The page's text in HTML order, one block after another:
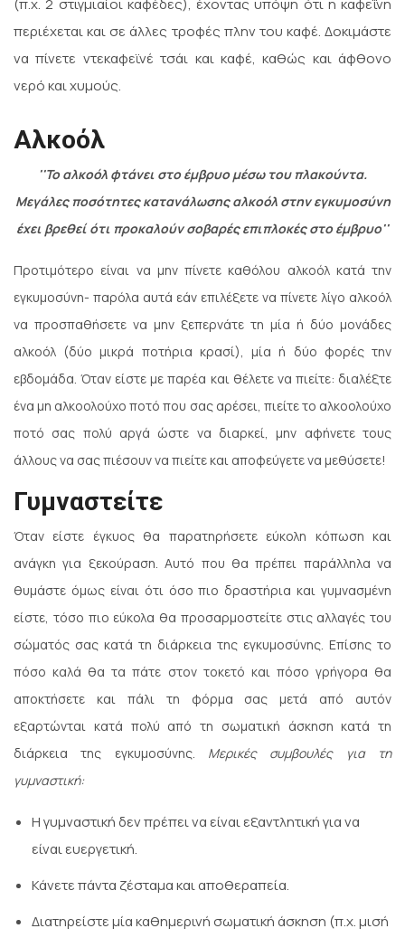
(π.χ. 2 στιγμιαίοι καφέδες), έχοντας υπόψη ότι η καφεΐνη
περιέχεται και σε άλλες τροφές πλην του καφέ. Δοκιμάστε
να πίνετε ντεκαφεϊνέ τσάι και καφέ, καθώς και άφθονο
νερό και χυμούς.
Αλκοόλ
''Το αλκοόλ φτάνει στο έμβρυο μέσω του πλακούντα.
Μεγάλες ποσότητες κατανάλωσης αλκοόλ στην εγκυμοσύνη
έχει βρεθεί ότι προκαλούν σοβαρές επιπλοκές στο έμβρυο''
Προτιμότερο είναι να μην πίνετε καθόλου αλκοόλ κατά την
εγκυμοσύνη- παρόλα αυτά εάν επιλέξετε να πίνετε λίγο αλκοόλ
να προσπαθήσετε να μην ξεπερνάτε τη μία ή δύο μονάδες
αλκοόλ (δύο μικρά ποτήρια κρασί), μία ή δύο φορές την
εβδομάδα. Όταν είστε με παρέα και θέλετε να πιείτε: διαλέξτε
ένα μη αλκοολούχο ποτό που σας αρέσει, πιείτε το αλκοολούχο
ποτό σας πολύ αργά ώστε να διαρκεί, μην αφήνετε τους
άλλους να σας πιέσουν να πιείτε και αποφεύγετε να μεθύσετε!
Γυμναστείτε
Όταν είστε έγκυος θα παρατηρήσετε εύκολη κόπωση και
ανάγκη για ξεκούραση. Αυτό που θα πρέπει παράλληλα να
θυμάστε όμως είναι ότι όσο πιο δραστήρια και γυμνασμένη
είστε, τόσο πιο εύκολα θα προσαρμοστείτε στις αλλαγές του
σώματός σας κατά τη διάρκεια της εγκυμοσύνης. Επίσης το
πόσο καλά θα τα πάτε στον τοκετό και πόσο γρήγορα θα
αποκτήσετε και πάλι τη φόρμα σας μετά από αυτόν
εξαρτώνται κατά πολύ από τη σωματική άσκηση κατά τη
διάρκεια της εγκυμοσύνης.
Μερικές συμβουλές για τη
γυμναστική:
Η γυμναστική δεν πρέπει να είναι εξαντλητική για να
είναι ευεργετική.
Κάνετε πάντα ζέσταμα και αποθεραπεία.
Διατηρείστε μία καθημερινή σωματική άσκηση (π.χ. μισή